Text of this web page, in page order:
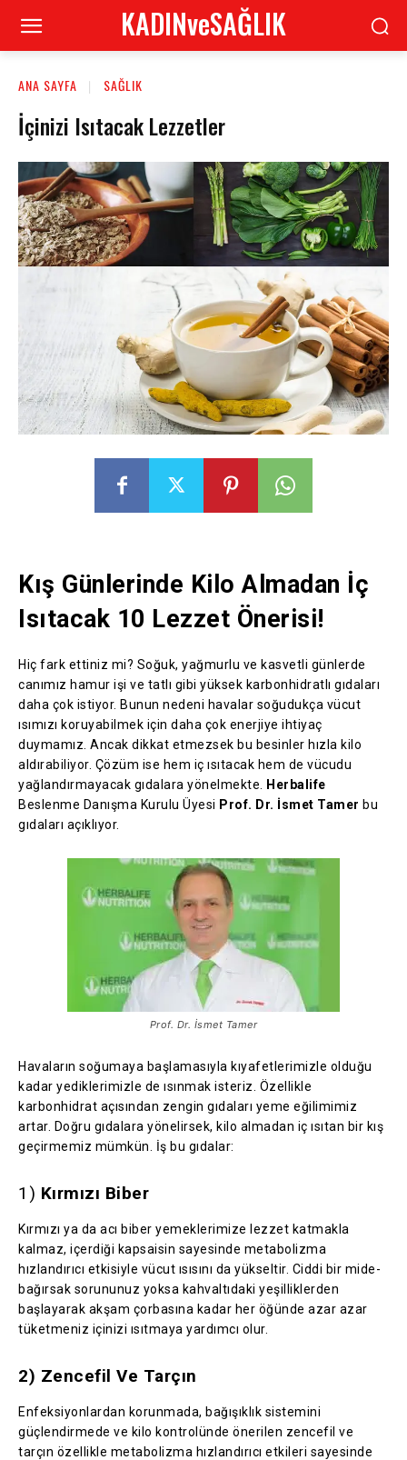
KADINveSAĞLIK
ANA SAYFA SAĞLIK
İçinizi Isıtacak Lezzetler
Kış Günlerinde Kilo Almadan İç
Isıtacak 10 Lezzet Önerisi!
Hiç fark ettiniz mi? Soğuk, yağmurlu ve kasvetli günlerde
canımız hamur işi ve tatlı gibi yüksek karbonhidratlı gıdaları
daha çok istiyor. Bunun nedeni havalar soğudukça vücut
ısımızı koruyabilmek için daha çok enerjiye ihtiyaç
duymamız. Ancak dikkat etmezsek bu besinler hızla kilo
aldırabiliyor. Çözüm ise hem iç ısıtacak hem de vücudu
yağlandırmayacak gıdalara yönelmekte.
Herbalife
Beslenme Danışma Kurulu Üyesi Prof. Dr. İsmet Tamer bu
gıdaları açıklıyor.
Prof. Dr. İsmet Tamer
Havaların soğumaya başlamasıyla kıyafetlerimizle olduğu
kadar yediklerimizle de ısınmak isteriz. Özellikle
karbonhidrat açısından zengin gıdaları yeme eğilimimiz
artar. Doğru gıdalara yönelirsek, kilo almadan iç ısıtan bir kış
geçirmemiz mümkün. İş bu gıdalar:
1) Kırmızı Biber
Kırmızı ya da acı biber yemeklerimize lezzet katmakla
kalmaz, içerdiği kapsaisin sayesinde metabolizma
hızlandırıcı etkisiyle vücut ısısını da yükseltir. Ciddi bir mide-
bağırsak sorununuz yoksa kahvaltıdaki yeşilliklerden
başlayarak akşam çorbasına kadar her öğünde azar azar
tüketmeniz içinizi ısıtmaya yardımcı olur.
2) Zencefil Ve Tarçın
Enfeksiyonlardan korunmada, bağışıklık sistemini
güçlendirmede ve kilo kontrolünde önerilen zencefil ve
tarçın özellikle metabolizma hızlandırıcı etkileri sayesinde